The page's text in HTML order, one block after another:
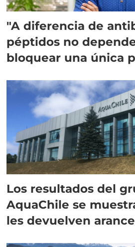
"A diferencia de
péptidos no
bloquear una única
Los resultados del
AquaChile se
les devuelven